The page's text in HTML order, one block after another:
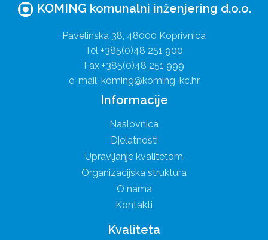
KOMING komunalni inženjering d.o.o.
Pavelinska 38, 48000 Koprivnica
Tel +385(0)48 251 900
Fax +385(0)48 251 999
e-mail: koming@koming-kc.hr
Informacije
Naslovnica
Djelatnosti
Upravljanje kvalitetom
Organizacijska struktura
O nama
Kontakti
Kvaliteta